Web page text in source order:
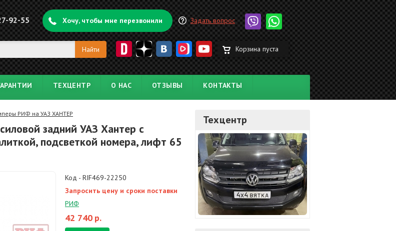
92-55 Хочу, чтобы мне перезвонили Задать вопрос
Корзина пуста
ТЕХЦЕНТР О НАС ОТЗЫВЫ КОНТАКТЫ
РИФ на УАЗ ХАНТЕР
задний УАЗ Хантер с
подсветкой номера, лифт 65
Код - RIF469-22250
Запросить цену и сроки поставки
РИФ
42 740 р.
Техцентр